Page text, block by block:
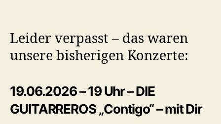
Leider verpasst – das waren
unsere bisherigen Konzerte:
19.06.2026 – 19 Uhr – DIE
GUITARREROS „Contigo“ – mit Dir